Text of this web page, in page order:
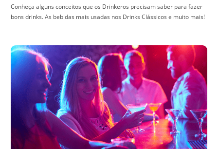
Conheça alguns conceitos que os Drinkeros precisam saber para fazer
bons drinks. As bebidas mais usadas nos Drinks Clássicos e muito mais!